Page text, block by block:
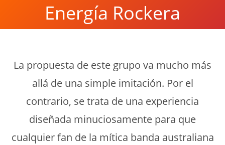
Energía Rockera
La propuesta de este grupo va mucho más
allá de una simple imitación. Por el
contrario, se trata de una experiencia
diseñada minuciosamente para que
cualquier fan de la mítica banda australiana